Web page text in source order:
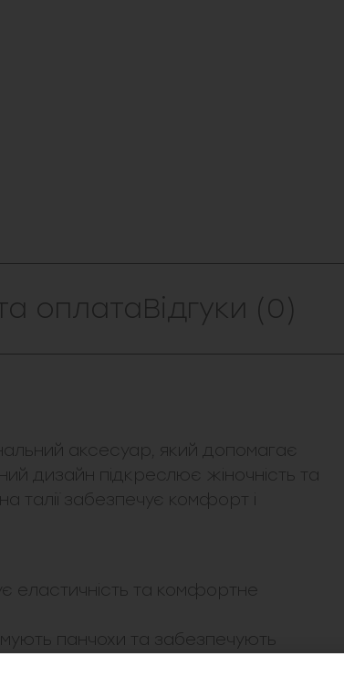
оплатаВідгуки (0)
аксесуар, який допомагає
дизайн підкреслює жіночність та
талії забезпечує комфорт і
еластичність та комфортне
панчохи та забезпечують